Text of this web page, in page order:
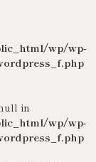
wp/wp-
in
wp/wp-